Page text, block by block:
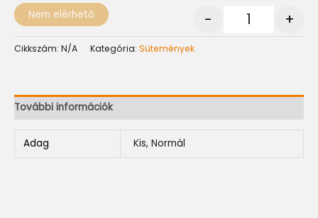
- +
Nem elérhető
Cikkszám: N/A Kategória: Sütemények
További információk
Adag Kis, Normál